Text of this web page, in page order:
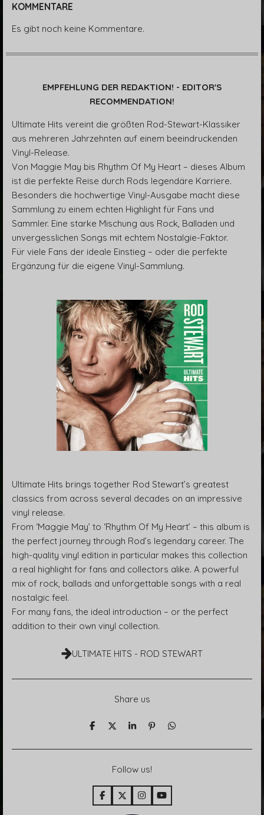
KOMMENTARE
Es gibt noch keine Kommentare.
EMPFEHLUNG DER REDAKTION! - EDITOR'S
RECOMMENDATION!
Ultimate Hits vereint die größten Rod-Stewart-Klassiker
aus mehreren Jahrzehnten auf einem beeindruckenden
Vinyl-Release.
Von Maggie May bis Rhythm Of My Heart – dieses Album
ist die perfekte Reise durch Rods legendäre Karriere.
Besonders die hochwertige Vinyl-Ausgabe macht diese
Sammlung zu einem echten Highlight für Fans und
Sammler. Eine starke Mischung aus Rock, Balladen und
unvergesslichen Songs mit echtem Nostalgie-Faktor.
Für viele Fans der ideale Einstieg – oder die perfekte
Ergänzung für die eigene Vinyl-Sammlung.
Ultimate Hits brings together Rod Stewart’s greatest
classics from across several decades on an impressive
vinyl release.
From ‘Maggie May’ to ‘Rhythm Of My Heart’ – this album is
the perfect journey through Rod’s legendary career. The
high-quality vinyl edition in particular makes this collection
a real highlight for fans and collectors alike. A powerful
mix of rock, ballads and unforgettable songs with a real
nostalgic feel.
For many fans, the ideal introduction – or the perfect
addition to their own vinyl collection.
ULTIMATE HITS - ROD STEWART
Share us
T
T
e
n
T
n
P
t
T
Follow us!
F
a
X
I
n
Y
o